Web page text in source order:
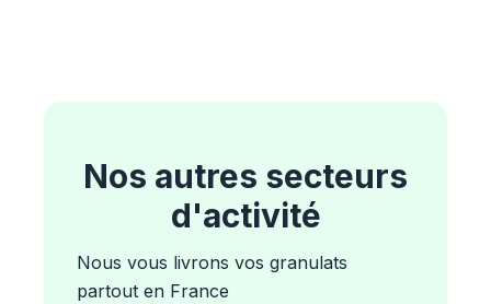
Nos autres secteurs
d'activité
Nous vous livrons vos granulats
partout en France